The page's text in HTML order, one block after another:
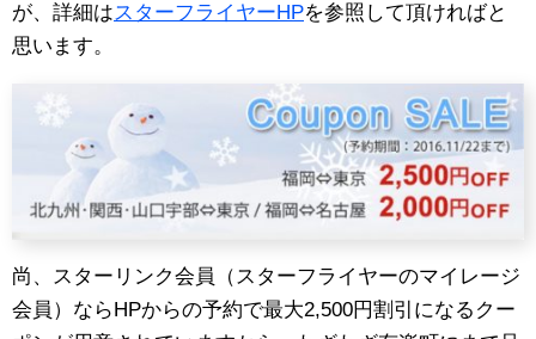
が、詳細はスターフライヤーHPを参照して頂ければと
思います。
尚、スターリンク会員（スターフライヤーのマイレージ
会員）ならHPからの予約で最大2,500円割引になるクー